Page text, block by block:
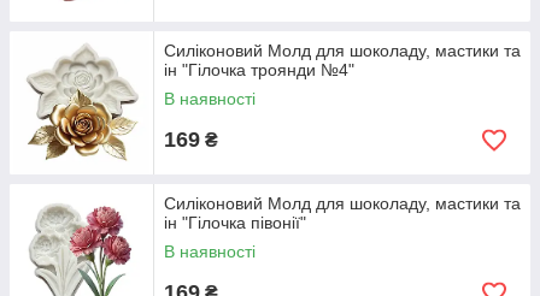
Силіконовий Молд для шоколаду, мастики та
ін "Гілочка троянди №4"
В наявності
169 ₴
Силіконовий Молд для шоколаду, мастики та
ін "Гілочка півонії"
В наявності